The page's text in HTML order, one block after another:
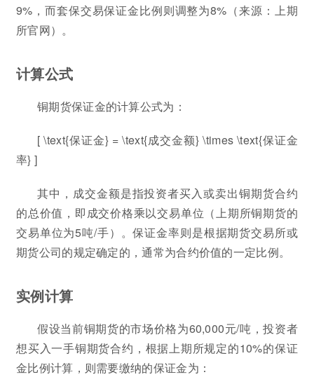
9%，而套保交易保证金比例则调整为8%（来源：上期
所官网）。
计算公式
铜期货保证金的计算公式为：
[ \text{保证金} = \text{成交金额} \times \text{保证金
率} ]
其中，成交金额是指投资者买入或卖出铜期货合约
的总价值，即成交价格乘以交易单位（上期所铜期货的
交易单位为5吨/手）。保证金率则是根据期货交易所或
期货公司的规定确定的，通常为合约价值的一定比例。
实例计算
假设当前铜期货的市场价格为60,000元/吨，投资者
想买入一手铜期货合约，根据上期所规定的10%的保证
金比例计算，则需要缴纳的保证金为：